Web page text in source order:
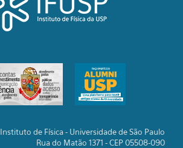
Instituto de Física - Universidade de São Paulo
Rua do Matão 1371 - CEP 05508-090